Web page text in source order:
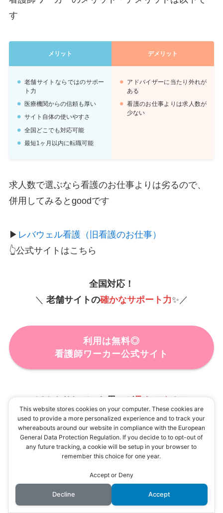
す
メリット デメリット
老舗サイトならではのサポー
ト力
医療機関からの信頼も厚い
サイト自体の使いやすさ
全国どこでも対応可能
最短1ヶ月以内に転職可能
アドバイザーに当たり外れが
ある
看護のお仕事よりは求人数が
少ない
求人数で選ぶなら看護のお仕事よりは劣るので、
併用してみるとgoodです
▶ レバウェル看護（旧看護のお仕事）
👆公式サイトはこちら
全国対応！
＼ 老舗サイトの確かなサポート力✨／
利用は無料◎
看護師ワーカー公式サイト
ぼんやりしていた思いが見えてくる！
／サイトをのぞいてみよう👀＼
自分のペースで転職活動ができるのが強み：
This website stores cookies on your computer. These cookies are
used to provide a more personalized experience and to track your
whereabouts around our website in compliance with the European
General Data Protection Regulation. If you decide to to opt-out of
any future tracking, a cookie will be setup in your browser to
remember this choice for one year.
Accept or Deny
Decline Accept